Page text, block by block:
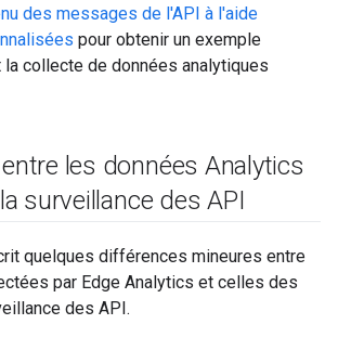
des messages de l'API à l'aide
pour obtenir un exemple
collecte de données analytiques
les données Analytics
surveillance des API
quelques différences mineures entre
par Edge Analytics et celles des
des API.